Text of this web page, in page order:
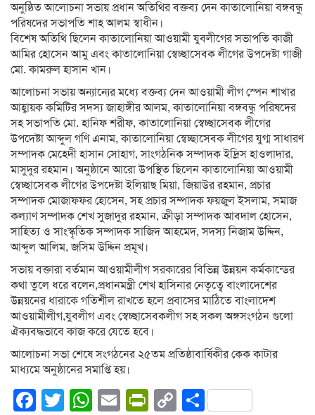
অনুষ্ঠিত আলোচনা সভায় প্রধান অতিথির বক্তব্য দেন কাতালোনিয়া বঙ্গবন্ধু
পরিষদের সভাপতি শাহ আলম স্বাধীন।
বিশেষ অতিথি ছিলেন কাতালোনিয়া আওয়ামী যুবলীগের সভাপতি কাজী
আমির হোসেন আমু এবং কাতালোনিয়া স্বেচ্ছাসেবক লীগের উপদেষ্টা গাজী
মো. কামরুল হাসান খান।
আলোচনা সভায় অন্যান্যের মধ্যে বক্তব্য দেন আওয়ামী লীগ স্পেন শাখার
আহ্বায়ক কমিটির সদস্য জাহাঙ্গীর আলম, কাতালোনিয়া বঙ্গবন্ধু পরিষদের
সহ সভাপতি মো. হানিফ শরীফ, কাতালোনিয়া স্বেচ্ছাসেবক লীগের
উপদেষ্টা আব্দুল গণি এনাম, কাতালোনিয়া স্বেচ্ছাসেবক লীগের যুগ্ম সাধারণ
সম্পাদক মেহেদী হাসান সোহাগ, সাংগঠনিক সম্পাদক ইদ্রিস হাওলাদার,
মাসুদুর রহমান। অনুষ্ঠানে আরো উপস্থিত ছিলেন কাতালোনিয়া আওয়ামী
স্বেচ্ছাসেবক লীগের উপদেষ্টা ইলিয়াছ মিয়া, জিয়াউর রহমান, প্রচার
সম্পাদক মোজাফফর হোসেন, সহ প্রচার সম্পাদক ফয়জুল ইসলাম, সমাজ
কল্যাণ সম্পাদক শেখ সুজাদুর রহমান, ক্রীড়া সম্পাদক আবদাল হোসেন,
সাহিত্য ও সাংস্কৃতিক সম্পাদক সাজিদ আহমেদ, সদস্য নিজাম উদ্দিন,
আব্দুল আলিম, জসিম উদ্দিন প্রমূখ।
সভায় বক্তারা বর্তমান আওয়ামীলীগ সরকারের বিভিন্ন উন্নয়ন কর্মকান্ডের
কথা তুলে ধরে বলেন,প্রধানমন্ত্রী শেখ হাসিনার নেতৃত্বে বাংলাদেশের
উন্নয়নের ধারাকে গতিশীল রাখতে হলে প্রবাসের মাঠিতে বাংলাদেশ
আওয়ামীলীগ,যুবলীগ এবং স্বেচ্ছাসেবকলীগ সহ সকল অঙ্গসংগঠন গুলো
ঐক্যবদ্ধভাবে কাজ করে যেতে হবে।
আলোচনা সভা শেষে সংগঠনের ২৫তম প্রতিষ্ঠাবার্ষিকীর কেক কাটার
মাধ্যমে অনুষ্ঠানের সমাপ্তি হয়।
Facebook
Twitter
WhatsApp
EmailPrintFriendly
CopyShare